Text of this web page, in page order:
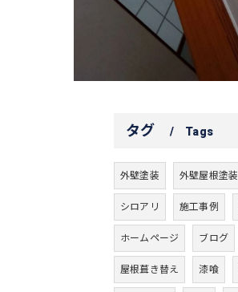
タグ Tags
外壁塗装 外壁屋根塗装
シロアリ 施工事例
ホームページ ブログ
屋根葺き替え 漆喰